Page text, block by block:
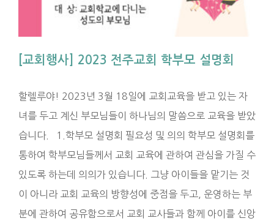
[교회행사] 2023 전주교회 학부모 설명회
할렐루야! 2023년 3월 18일에 교회교육을 받고 있는 자
녀를 두고 계신 부모님들이 하나님의 말씀으로 교육을 받았
습니다. 1.학부모 설명회 필요성 및 의의 학부모 설명회를
통하여 학부모님들께서 교회 교육에 관하여 관심을 가질 수
있도록 하는데 의의가 있습니다. 그냥 아이들을 맡기는 것
이 아니라 교회 교육의 방향성에 중점을 두고, 운영하는 부
분에 관하여 공유함으로서 교회 교사들과 함께 아이를 신앙